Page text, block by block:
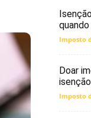
Imposto
Doar
Imposto